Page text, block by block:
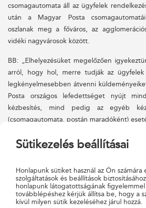
csomagautomata áll az ügyfelek
után a Magyar Posta
oszlanak meg a főváros, az
vidéki nagyvárosok között.
BB: „Elhelyezésüket megelőzően
arról, hogy hol, merre tudják az ügyfelek
legkényelmesebben átvenni
Posta országos lefedettséget nyújt
kézbesítés, mind pedig az egyéb
(csomagautomata, postán maradóként)
Folyamatosan csökken a postán
mennyisége, egyre nagyobb az igény a
BB: „A Posta az ügyfelek
postahelyeken teszi lehetővé,
Sütikezelés beállításai
Honlapunk sütiket használ az Ön számára
szolgáltatások és beállítások
honlapunk látogatottságának
továbblépéshez kérjük állítsa be, hogy a
kívül milyen sütik kezeléséhez járul hozzá.